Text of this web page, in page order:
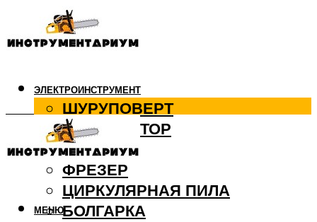
ЭЛЕКТРОИНСТРУМЕНТ
ШУРУПОВЕРТ
ПЕРФОРАТОР
ДРЕЛЬ
ФРЕЗЕР
ЦИРКУЛЯРНАЯ ПИЛА
БОЛГАРКА
МЕНЮ